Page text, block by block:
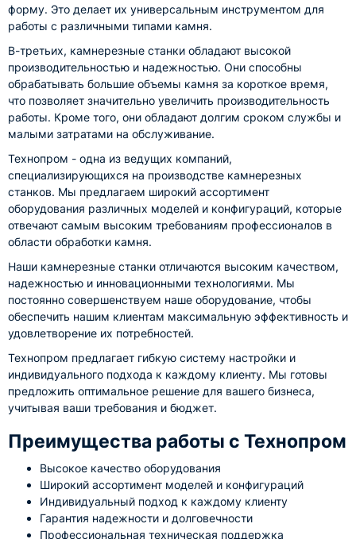
форму. Это делает их универсальным инструментом для
работы с различными типами камня.
В-третьих, камнерезные станки обладают высокой
производительностью и надежностью. Они способны
обрабатывать большие объемы камня за короткое время,
что позволяет значительно увеличить производительность
работы. Кроме того, они обладают долгим сроком службы и
малыми затратами на обслуживание.
Технопром - одна из ведущих компаний,
специализирующихся на производстве камнерезных
станков. Мы предлагаем широкий ассортимент
оборудования различных моделей и конфигураций, которые
отвечают самым высоким требованиям профессионалов в
области обработки камня.
Наши камнерезные станки отличаются высоким качеством,
надежностью и инновационными технологиями. Мы
постоянно совершенствуем наше оборудование, чтобы
обеспечить нашим клиентам максимальную эффективность и
удовлетворение их потребностей.
Технопром предлагает гибкую систему настройки и
индивидуального подхода к каждому клиенту. Мы готовы
предложить оптимальное решение для вашего бизнеса,
учитывая ваши требования и бюджет.
Преимущества работы с Технопром
Высокое качество оборудования
Широкий ассортимент моделей и конфигураций
Индивидуальный подход к каждому клиенту
Гарантия надежности и долговечности
Профессиональная техническая поддержка